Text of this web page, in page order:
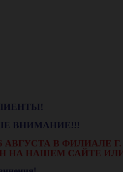
ВНИМАНИЕ!!!
АВГУСТА В ФИЛИАЛЕ
НА НАШЕМ САЙТЕ